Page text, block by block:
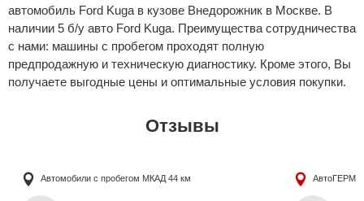
автомобиль Ford Kuga в кузове Внедорожник в Москве. В
наличии 5 б/у авто Ford Kuga. Преимущества сотрудничества
с нами: машины с пробегом проходят полную
предпродажную и техническую диагностику. Кроме этого, Вы
получаете выгодные цены и оптимальные условия покупки.
Отзывы
Автомобили с пробегом МКАД 44 км